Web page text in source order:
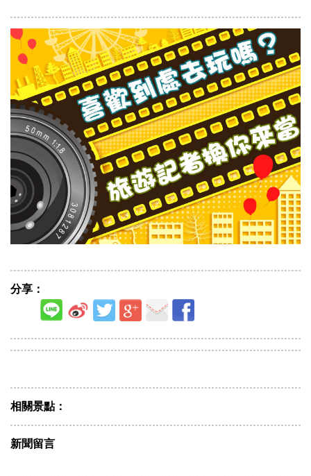
分享：
相關景點：
新聞留言